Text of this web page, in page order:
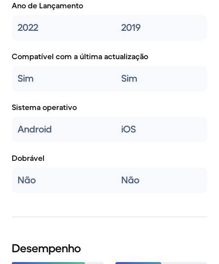
Ano de Lançamento
2022 2019
Compatível com a última actualização
Sim Sim
Sistema operativo
Android iOS
Dobrável
Não Não
Desempenho